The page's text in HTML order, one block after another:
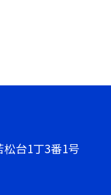
松台1丁3番1号